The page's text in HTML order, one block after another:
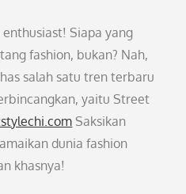
Siapa yang
fashion, bukan? Nah,
salah satu tren terbaru
yaitu Street
Saksikan
dunia fashion
khasnya!